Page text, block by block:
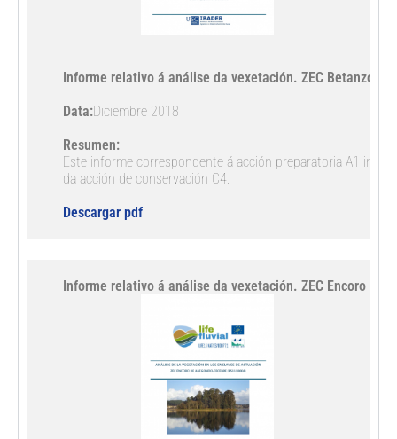
Informe relativo á análise da vexetación. ZEC Betanzos-
Data:Diciembre 2018
Resumen:
Este informe correspondente á acción preparatoria A1
da acción de conservación C4.
Descargar pdf
Informe relativo á análise da vexetación. ZEC Encoro de